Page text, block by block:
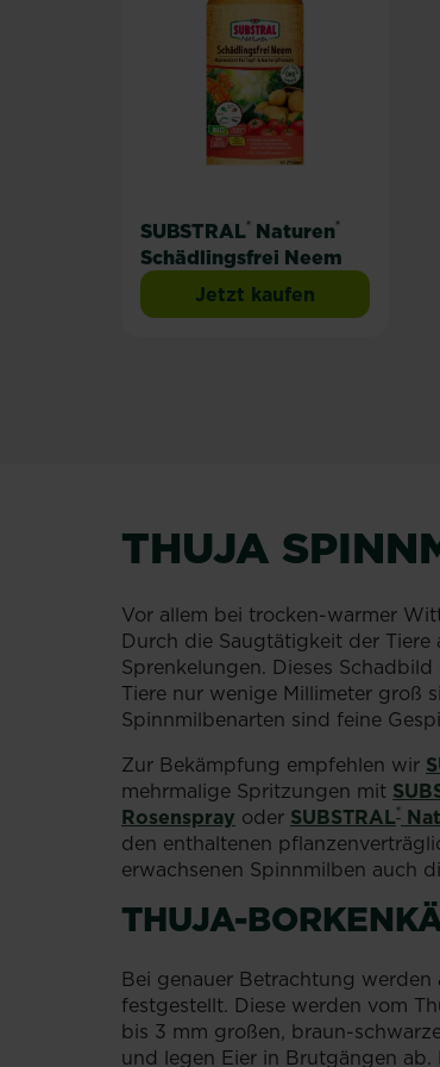
SUBSTRAL® Naturen®
Schädlingsfrei Neem
Jetzt kaufen
THUJA
Vor allem bei trocken-warmer
Durch die Saugtätigkeit der
Sprenkelungen. Dieses
Tiere nur wenige Millimeter groß
Spinnmilbenarten sind feine
Zur Bekämpfung empfehlen wir
mehrmalige Spritzungen mit
Rosenspray oder SUBSTRAL®
den enthaltenen
erwachsenen Spinnmilben auch
THUJA-
Bei genauer Betrachtung
festgestellt. Diese werden vom
bis 3 mm großen, braun-
und legen Eier in Brutgängen